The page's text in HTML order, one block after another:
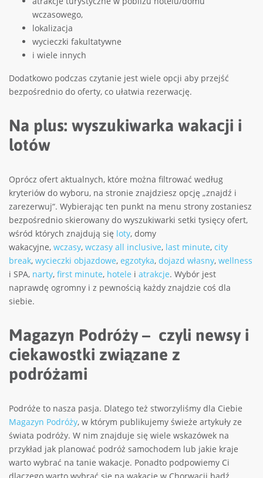
wczasowego,
lokalizacja
wycieczki fakultatywne
i wiele innych
Dodatkowo podczas czytanie jest wiele opcji aby przejść
bezpośrednio do oferty, co ułatwia rezerwację.
Na plus: wyszukiwarka wakacji i
lotów
Oprócz ofert aktualnych, które można filtrować według
kryteriów do wyboru, na stronie znajdziesz opcję „znajdź i
zarezerwuj“. Wybierając ten punkt na menu strony zostaniesz
bezpośrednio skierowany do wyszukiwarki setki tysięcy ofert,
wśród których znajdują się loty, domy
wakacyjne, wczasy, wczasy all inclusive, last minute, city
break, wycieczki objazdowe, egzotyka, dojazd własny, wellness
i SPA, narty, first minute, hotele i atrakcje. Wybór jest
naprawdę ogromny i z pewnością każdy znajdzie coś dla
siebie.
Magazyn Podróży – czyli newsy i
ciekawostki związane z
podróżami
Podróże to nasza pasja. Dlatego też stworzyliśmy dla Ciebie
Magazyn Podróży, w którym publikujemy świeże artykuły ze
świata podróży. W nim znajduje się wiele wskazówek na
przykład jak planować podróż samochodem lub jakie kraje
warto wybrać na tanie wakacje. Ponadto podpowiemy Ci